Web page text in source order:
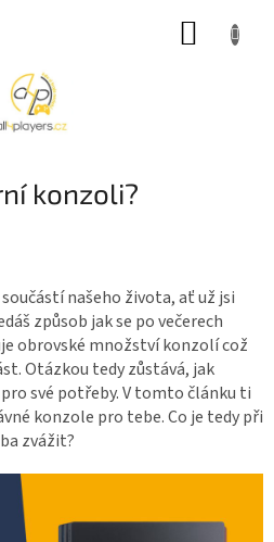
konzoli?
našeho života, ať už jsi
způsob jak se po večerech
obrovské množství konzolí což
Otázkou tedy zůstává, jak
své potřeby. V tomto článku ti
konzole pro tebe. Co je tedy při
zvážit?